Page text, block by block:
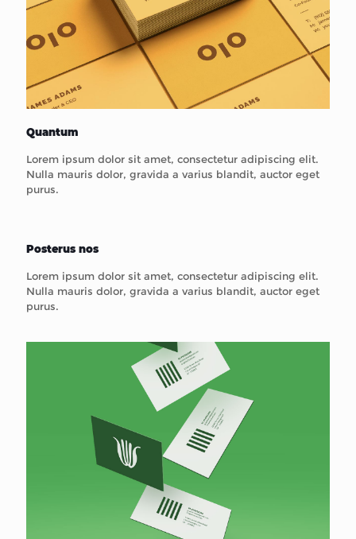
Quantum
Lorem ipsum dolor sit amet, consectetur adipiscing elit.
Nulla mauris dolor, gravida a varius blandit, auctor eget
purus.
Posterus nos
Lorem ipsum dolor sit amet, consectetur adipiscing elit.
Nulla mauris dolor, gravida a varius blandit, auctor eget
purus.